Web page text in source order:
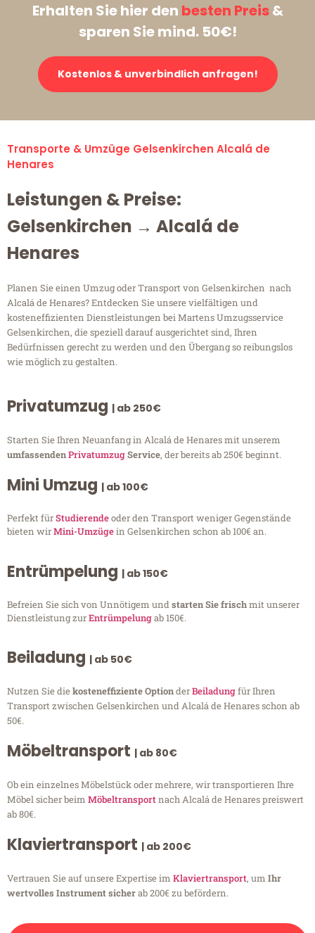
Erhalten Sie hier den besten Preis&
sparen Sie mind. 50€!
Kostenlos & unverbindlich anfragen!
Transporte & Umzüge Gelsenkirchen Alcalá de
Henares
Leistungen & Preise:
Gelsenkirchen → Alcalá de
Henares
Planen Sie einen Umzug oder Transport von Gelsenkirchen nach
Alcalá de Henares? Entdecken Sie unsere vielfältigen und
kosteneffizienten Dienstleistungen bei Martens Umzugsservice
Gelsenkirchen, die speziell darauf ausgerichtet sind, Ihren
Bedürfnissen gerecht zu werden und den Übergang so reibungslos
wie möglich zu gestalten.
Privatumzug | ab 250€
Starten Sie Ihren Neuanfang in Alcalá de Henares mit unserem
umfassendenPrivatumzugService, der bereits ab 250€ beginnt.
Mini Umzug | ab 100€
Perfekt fürStudierendeoder den Transport weniger Gegenstände
bieten wirMini-Umzügein Gelsenkirchen schon ab 100€ an.
Entrümpelung | ab 150€
Befreien Sie sich von Unnötigem undstarten Sie frischmit unserer
Dienstleistung zurEntrümpelungab 150€.
Beiladung | ab 50€
Nutzen Sie diekosteneffiziente OptionderBeiladungfür Ihren
Transport zwischen Gelsenkirchen und Alcalá de Henares schon ab
50€.
Möbeltransport | ab 80€
Ob ein einzelnes Möbelstück oder mehrere, wir transportieren Ihre
Möbel sicher beim Möbeltransportnach Alcalá de Henares preiswert
ab 80€.
Klaviertransport | ab 200€
Vertrauen Sie auf unsere Expertise im Klaviertransport, um Ihr
wertvolles Instrument sicherab 200€ zu befördern.